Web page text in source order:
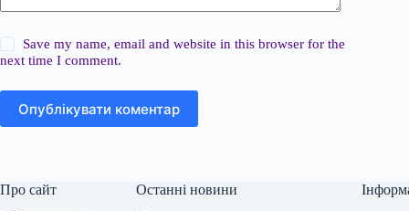
Save my name, email and website in this browser for the
next time I comment.
Опублікувати коментар
Про сайт Останні новини